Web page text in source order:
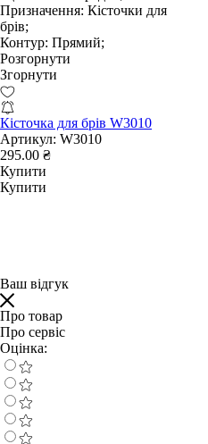
Призначення: Кісточки для
брів;
Контур: Прямий;
Розгорнути
Згорнути
Кісточка для брів W3010
Артикул: W3010
295.00 ₴
Купити
Купити
Ваш відгук
Про товар
Про сервіс
Оцінка: